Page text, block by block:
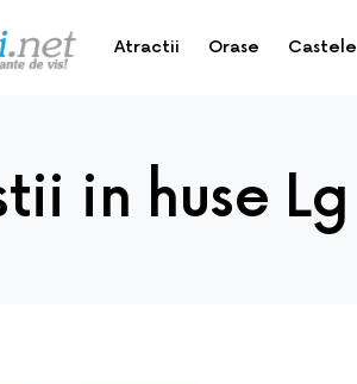
Atractii Orase Castele
in huse Lg